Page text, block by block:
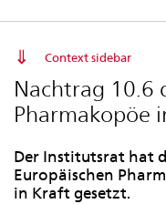
contact
Context sidebar
Nachtrag 10.6
Pharmakopöe
Der Institutsrat hat
Europäischen
in Kraft gesetzt.